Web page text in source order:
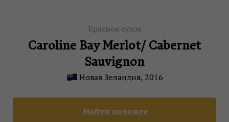
Красное сухое
Caroline Bay Merlot/ Cabernet
Sauvignon
Новая Зеландия, 2016
Найти похожее